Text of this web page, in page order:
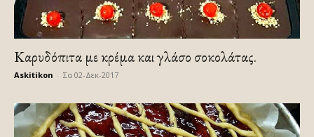
Καρυδόπιτα με κρέμα και γλάσο σοκολάτας.
Askitikon Σα 02-Δεκ-2017